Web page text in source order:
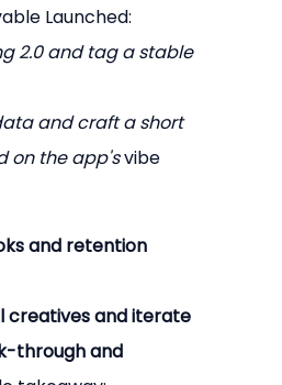
Launched:
2.0 and tag a stable
and craft a short
on the app's vibe
and retention
creatives and iterate
through and